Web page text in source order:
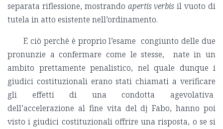
separata riflessione, mostrando apertis verbis il vuoto di
tutela in atto esistente nell’ordinamento.
E ciò perchè è proprio l’esame congiunto delle due
pronunzie a confermare come le stesse, nate in un
ambito prettamente penalistico, nel quale dunque i
giudici costituzionali erano stati chiamati a verificare
gli effetti di una condotta agevolativa
dell’accelerazione al fine vita del dj Fabo, hanno poi
visto i giudici costituzionali offrire una risposta, o se si